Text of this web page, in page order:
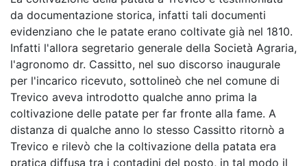
da documentazione storica, infatti tali documenti
evidenziano che le patate erano coltivate già nel 1810.
Infatti l'allora segretario generale della Società Agraria,
l'agronomo dr. Cassitto, nel suo discorso inaugurale
per l'incarico ricevuto, sottolineò che nel comune di
Trevico aveva introdotto qualche anno prima la
coltivazione delle patate per far fronte alla fame. A
distanza di qualche anno lo stesso Cassitto ritornò a
Trevico e rilevò che la coltivazione della patata era
pratica diffusa tra i contadini del posto, in tal modo il